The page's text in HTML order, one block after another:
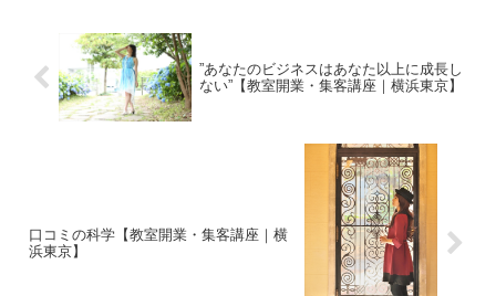
ートをしちゃいます♪今回の講座
は、写真の中でもみなさんが特に
知...
”あなたのビジネスはあなた以上に成長し
ない”【教室開業・集客講座｜横浜東京】
口コミの科学【教室開業・集客講座｜横
浜東京】